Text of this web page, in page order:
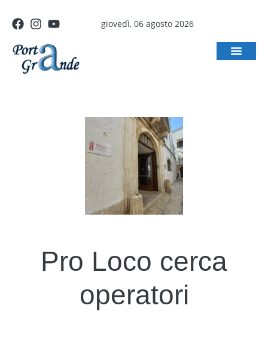
giovedì, 06 agosto 2026
Pro Loco cerca
operatori